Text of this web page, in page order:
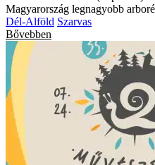
Magyarország legnagyobb
Dél-Alföld Szarvas
Bővebben